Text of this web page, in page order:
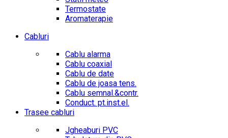
Termostate
Aromaterapie
Cabluri
Cablu alarma
Cablu coaxial
Cablu de date
Cablu de joasa tens.
Cablu semnal.&contr.
Conduct. pt.inst.el.
Trasee cabluri
Jgheaburi PVC